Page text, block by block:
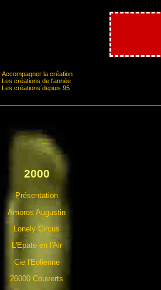
Accompagner la création
Les créations de l'année
Les créations depuis 95
2000
Présentation
Amoros Augustin
Lonely Circus
L'Epate en l'Air
Cie l'Eolienne
26000 Couverts